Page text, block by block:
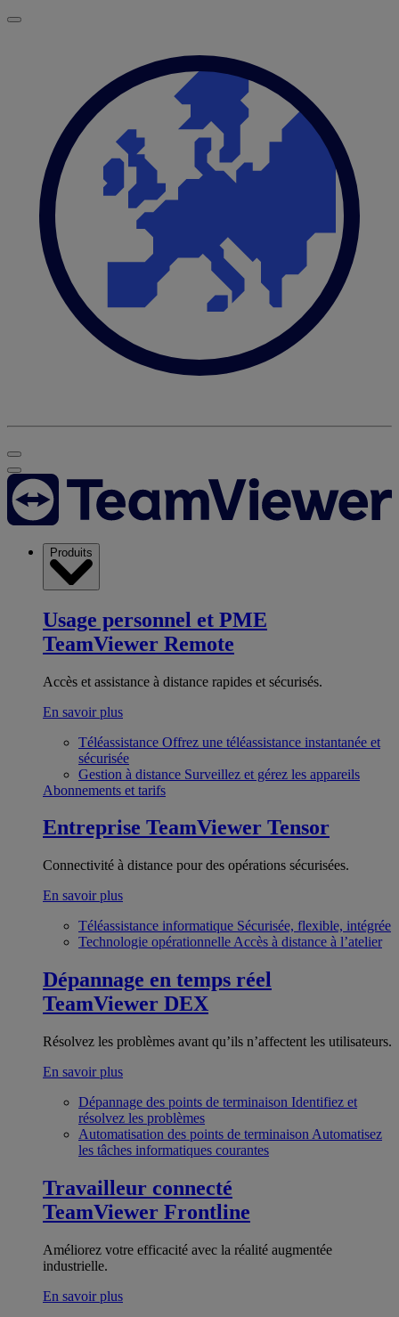
Produits
Usage personnel et PME
TeamViewer Remote
Accès et assistance à distance rapides et sécurisés.
En savoir plus
Téléassistance Offrez une téléassistance instantanée et
sécurisée
Gestion à distance Surveillez et gérez les appareils
Abonnements et tarifs
Entreprise TeamViewer Tensor
Connectivité à distance pour des opérations sécurisées.
En savoir plus
Téléassistance informatique Sécurisée, flexible, intégrée
Technologie opérationnelle Accès à distance à l’atelier
Dépannage en temps réel
TeamViewer DEX
Résolvez les problèmes avant qu’ils n’affectent les utilisateurs.
En savoir plus
Dépannage des points de terminaison Identifiez et
résolvez les problèmes
Automatisation des points de terminaison Automatisez
les tâches informatiques courantes
Travailleur connecté
TeamViewer Frontline
Améliorez votre efficacité avec la réalité augmentée
industrielle.
En savoir plus